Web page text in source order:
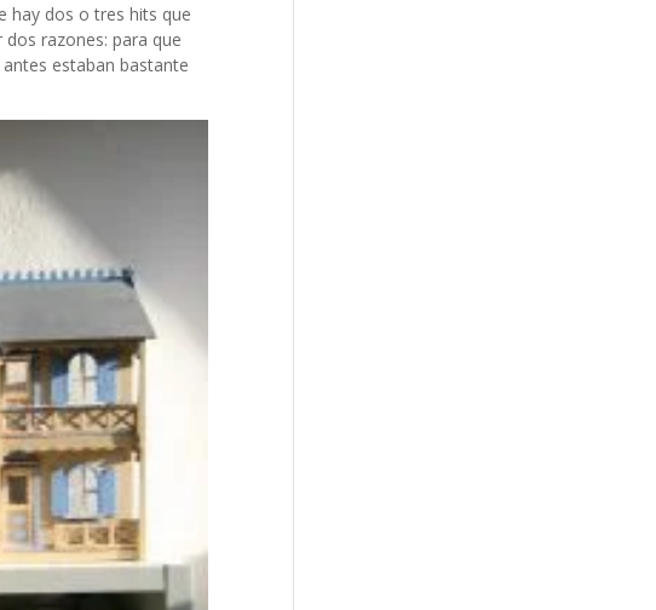
hay dos o tres hits que
razones: para que
estaban bastante